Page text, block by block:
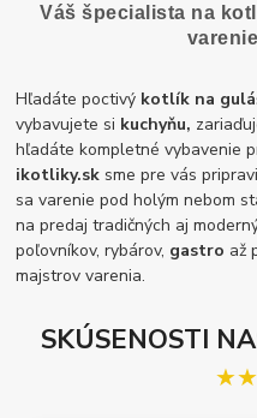
Váš špecialista na
Hľadáte poctivý kotlík na
vybavujete si kuchyňu,
hľadáte kompletné vybavenie
ikotliky.sk sme pre vás
sa varenie pod holým nebom
na predaj tradičných aj
poľovníkov, rybárov, gastro až
majstrov varenia.
SKÚSENOSTI